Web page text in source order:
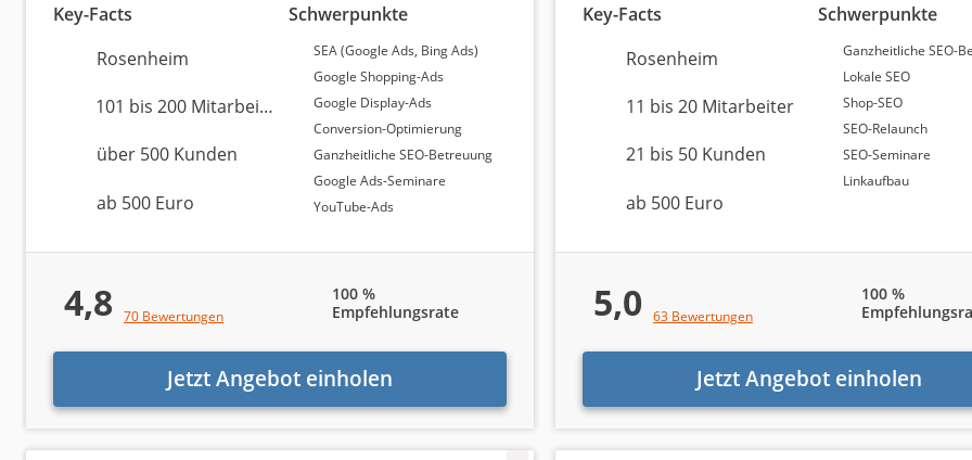
Key-Facts
Rosenheim
101 bis 200 Mitarbeiter
über 500 Kunden
ab 500 Euro
Schwerpunkte
SEA (Google Ads, Bing Ads)
Google Shopping-Ads
Google Display-Ads
Conversion-Optimierung
Ganzheitliche SEO-Betreuung
Google Ads-Seminare
YouTube-Ads
4,8 70 Bewertungen
100 %
Empfehlungsrate
Jetzt Angebot einholen
Key-Facts
Rosenheim
11 bis 20 Mitarbeiter
21 bis 50 Kunden
ab 500 Euro
Schwerpunkte
Ganzheitliche SEO-
Lokale SEO
Shop-SEO
SEO-Relaunch
SEO-Seminare
Linkaufbau
5,0 63 Bewertungen
100 %
Jetzt Angebot einholen